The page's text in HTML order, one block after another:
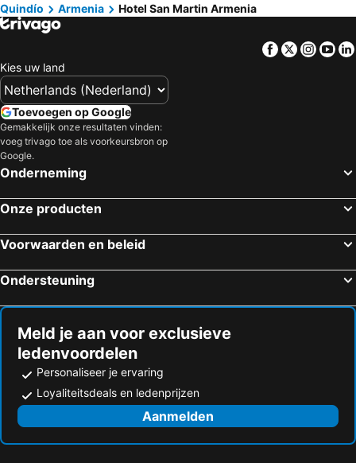
Quindío
Armenia Hotel San Martin Armenia
Facebook
Twitter
Kies uw land
Toevoegen op Google
Gemakkelijk onze resultaten vinden:
voeg trivago toe als voorkeursbron op
Google.
Onderneming
Onze producten
Voorwaarden en beleid
Ondersteuning
Meld je aan voor exclusieve
ledenvoordelen
Personaliseer je ervaring
Loyaliteitsdeals en ledenprijzen
Aanmelden